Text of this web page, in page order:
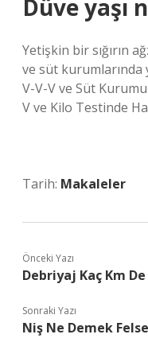
Düve yaşı
Yetişkin bir sığırın
ve süt kurumlarında
V-V-V ve Süt
V ve Kilo Testinde
Tarih: Makaleler
Önceki Yazı
Debriyaj Kaç Km
Sonraki Yazı
Niş Ne Demek